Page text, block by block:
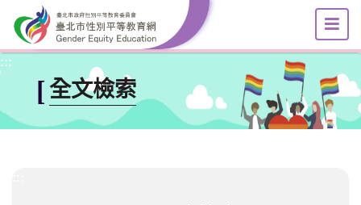
跳到主要內容區塊
:::
[ 全文檢索
選